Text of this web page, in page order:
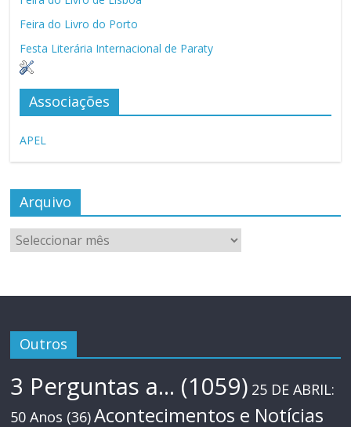
Feira do Livro do Porto
Festa Literária Internacional de Paraty
Associações
APEL
Arquivo
Arquivo
Outros
3 Perguntas a... (1059) 25 DE ABRIL:
50 Anos (36)Acontecimentos e Notícias